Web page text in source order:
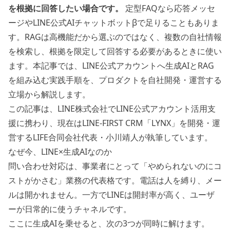
を根拠に回答したい場合です。
定型FAQなら応答メッセ
ージやLINE公式AIチャットボットβで足りることもありま
す。RAGは高機能だから選ぶのではなく、複数の自社情報
を検索し、根拠を限定して回答する必要があるときに使い
ます。本記事では、LINE公式アカウントへ生成AIとRAG
を組み込む実践手順を、プロダクトを自社開発・運営する
立場から解説します。
この記事は、LINE株式会社でLINE公式アカウント活用支
援に携わり、現在はLINE-FIRST CRM「LYNX」を開発・運
営するLIFE合同会社代表・小川靖人が執筆しています。
なぜ今、LINE×生成AIなのか
問い合わせ対応は、事業者にとって「やめられないのにコ
ストがかさむ」業務の代表格です。電話は人を縛り、メー
ルは開かれません。一方でLINEは開封率が高く、ユーザ
ーが日常的に使うチャネルです。
ここに生成AIを乗せると、次の3つが同時に解けます。